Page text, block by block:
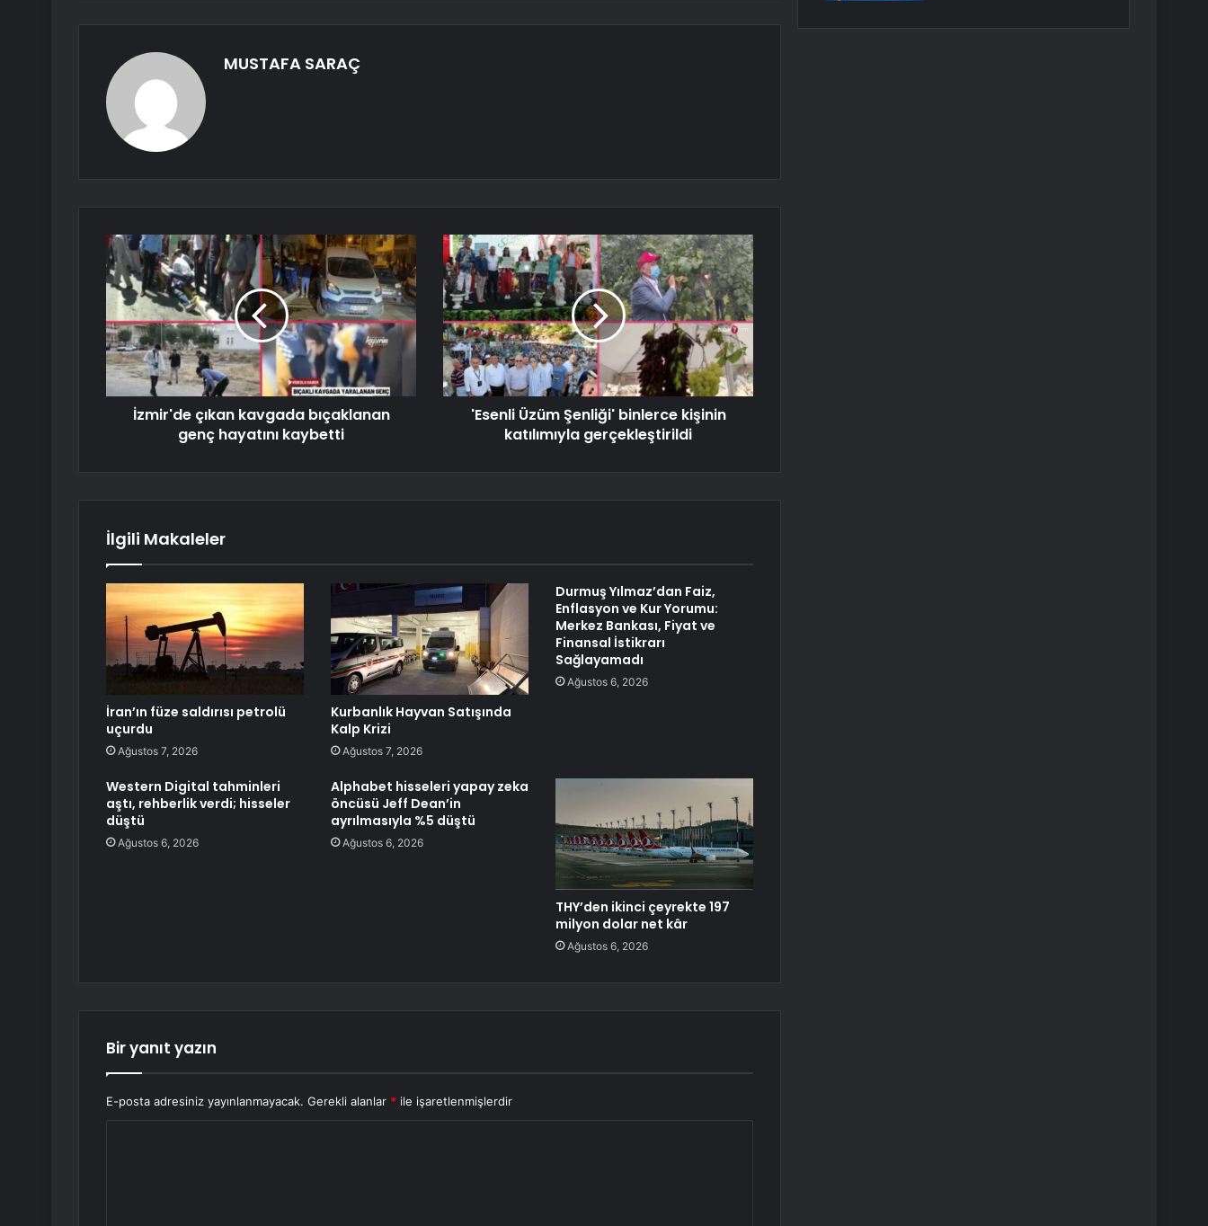
MUSTAFA SARAÇ
İzmir'de çıkan kavgada bıçaklanan
genç hayatını kaybetti
'Esenli Üzüm Şenliği' binlerce kişinin
katılımıyla gerçekleştirildi
İlgili Makaleler
İran’ın füze saldırısı petrolü
uçurdu
Ağustos 7, 2026
Kurbanlık Hayvan Satışında
Kalp Krizi
Ağustos 7, 2026
Durmuş Yılmaz’dan Faiz,
Enflasyon ve Kur Yorumu:
Merkez Bankası, Fiyat ve
Finansal İstikrarı
Sağlayamadı
Ağustos 6, 2026
Western Digital tahminleri
aştı, rehberlik verdi; hisseler
düştü
Ağustos 6, 2026
Alphabet hisseleri yapay zeka
öncüsü Jeff Dean’in
ayrılmasıyla %5 düştü
Ağustos 6, 2026
THY’den ikinci çeyrekte 197
milyon dolar net kâr
Ağustos 6, 2026
Bir yanıt yazın
E-posta adresiniz yayınlanmayacak. Gerekli alanlar * ile işaretlenmişlerdir